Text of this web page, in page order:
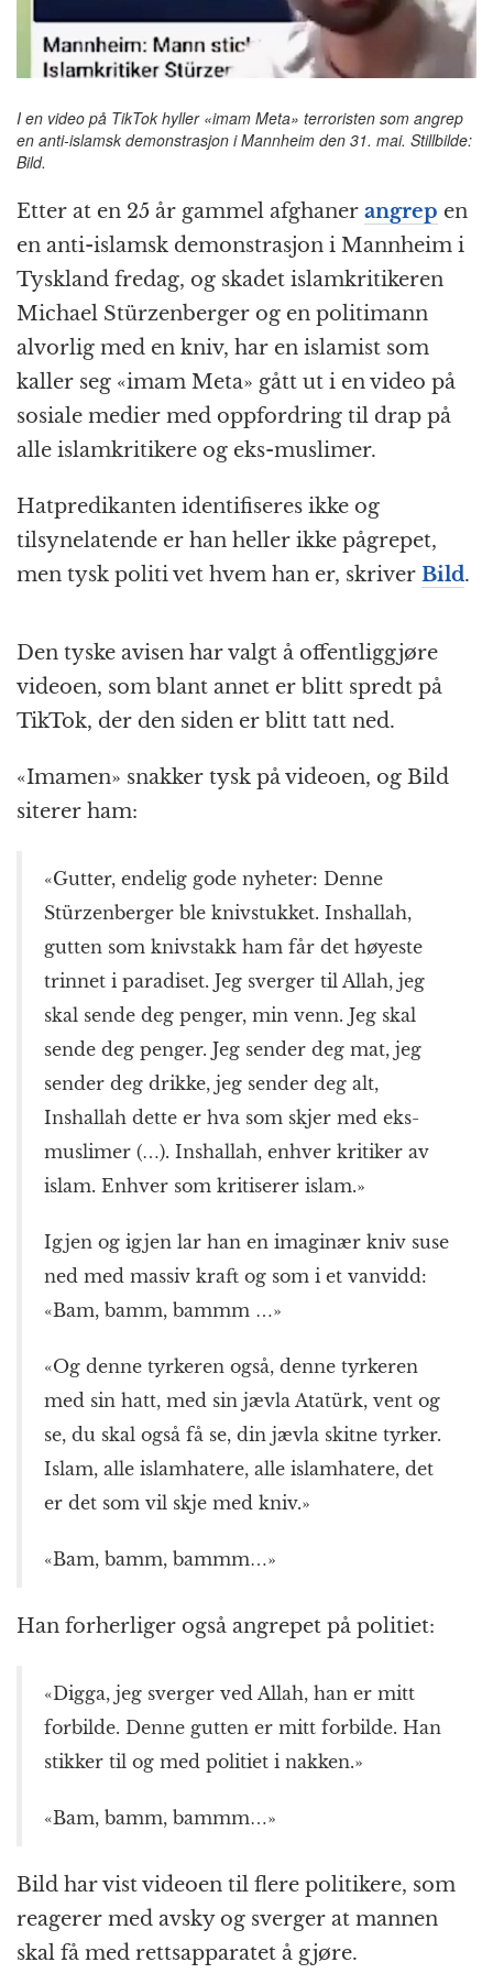
I en video på TikTok hyller «imam Meta» terroristen som angrep
en anti-islamsk demonstrasjon i Mannheim den 31. mai. Stillbilde:
Bild.
Etter at en 25 år gammel afghaner angrep en
en anti-islamsk demonstrasjon i Mannheim i
Tyskland fredag, og skadet islam­kritikeren
Michael Stürzenberger og en politimann
alvorlig med en kniv, har en islamist som
kaller seg «imam Meta» gått ut i en video på
sosiale medier med oppfordring til drap på
alle islam­­kritikere og eks-muslimer.
Hatpredikanten identifiseres ikke og
tilsynelatende er han heller ikke pågrepet,
men tysk politi vet hvem han er, skriver Bild.
Den tyske avisen har valgt å offentliggjøre
videoen, som blant annet er blitt spredt på
TikTok, der den siden er blitt tatt ned.
«Imamen» snakker tysk på videoen, og Bild
siterer ham:
«Gutter, endelig gode nyheter: Denne
Stürzenberger ble knivstukket. Inshallah,
gutten som knivstakk ham får det høyeste
trinnet i paradiset. Jeg sverger til Allah, jeg
skal sende deg penger, min venn. Jeg skal
sende deg penger. Jeg sender deg mat, jeg
sender deg drikke, jeg sender deg alt,
Inshallah dette er hva som skjer med eks-
muslimer (…). Inshallah, enhver kritiker av
islam. Enhver som kritiserer islam.»
Igjen og igjen lar han en imaginær kniv suse
ned med massiv kraft og som i et vanvidd:
«Bam, bamm, bammm …»
«Og denne tyrkeren også, denne tyrkeren
med sin hatt, med sin jævla Atatürk, vent og
se, du skal også få se, din jævla skitne tyrker.
Islam, alle islamhatere, alle islamhatere, det
er det som vil skje med kniv.»
«Bam, bamm, bammm…»
Han forherliger også angrepet på politiet:
«Digga, jeg sverger ved Allah, han er mitt
forbilde. Denne gutten er mitt forbilde. Han
stikker til og med politiet i nakken.»
«Bam, bamm, bammm…»
Bild har vist videoen til flere politikere, som
reagerer med avsky og sverger at mannen
skal få med rettsapparatet å gjøre.